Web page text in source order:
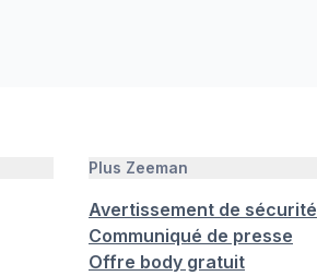
Plus Zeeman
Avertissement de sécurité
Communiqué de presse
Offre body gratuit